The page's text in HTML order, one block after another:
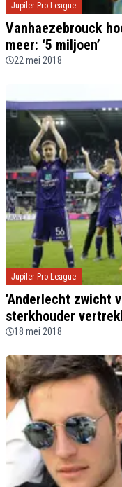
Jupiler Pro League
Vanhaezebrouck
meer: ‘5 miljoen’
22 mei 2018
Jupiler Pro League
'Anderlecht zwicht
sterkhouder
18 mei 2018